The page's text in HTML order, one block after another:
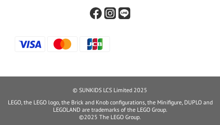
© SUNKIDS LCS Limited 2025
LEGO, the LEGO logo, the Brick and Knob configurations, the Minifigure, DUPLO and
LEGOLAND are trademarks of the LEGO Group.
©2025 The LEGO Group.